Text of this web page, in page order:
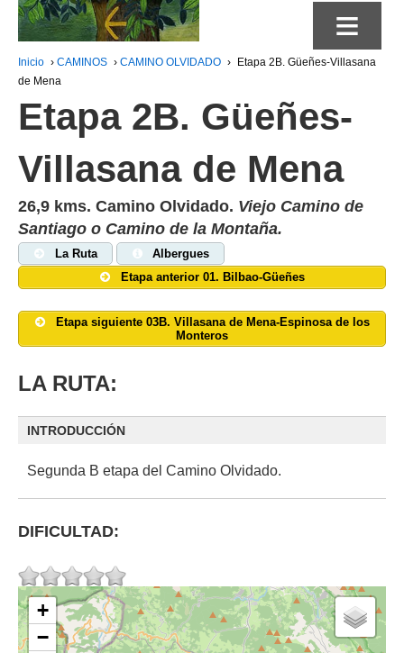
≡
Inicio › CAMINOS › CAMINO OLVIDADO ›
Etapa 2B. Güeñes-Villasana
de Mena
Etapa 2B. Güeñes-
Villasana de Mena
26,9 kms. Camino Olvidado. Viejo Camino de
Santiago o Camino de la Montaña.
La Ruta
Albergues
Etapa anterior 01. Bilbao-Güeñes
Etapa siguiente 03B. Villasana de Mena-Espinosa de los
Monteros
LA RUTA:
INTRODUCCIÓN
Segunda B etapa del Camino Olvidado.
DIFICULTAD:
+
−